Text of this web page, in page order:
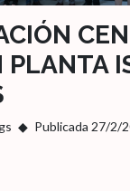
PLANTA
Publicada 27/2/